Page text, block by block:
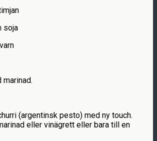
soja
marinad.
(argentinsk pesto) med ny touch.
eller vinägrett eller bara till en